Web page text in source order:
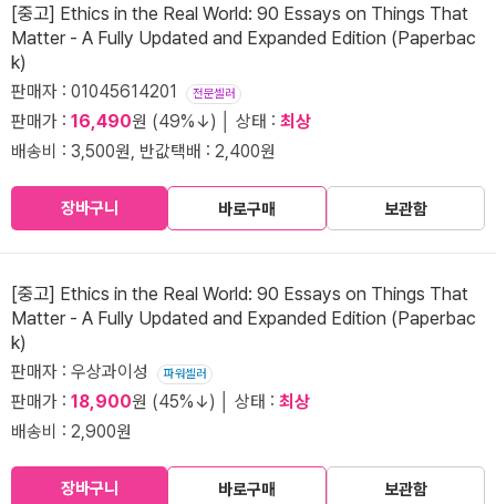
[중고] Ethics in the Real World: 90 Essays on Things That
Matter - A Fully Updated and Expanded Edition (Paperbac
k)
판매자 : 01045614201 전문셀러
판매가 : 16,490원 (49%↓) │ 상태 : 최상
배송비 : 3,500원, 반값택배 : 2,400원
장바구니 바로구매 보관함
[중고] Ethics in the Real World: 90 Essays on Things That
Matter - A Fully Updated and Expanded Edition (Paperbac
k)
판매자 : 우상과이성 파워셀러
판매가 : 18,900원 (45%↓) │ 상태 : 최상
배송비 : 2,900원
장바구니 바로구매 보관함